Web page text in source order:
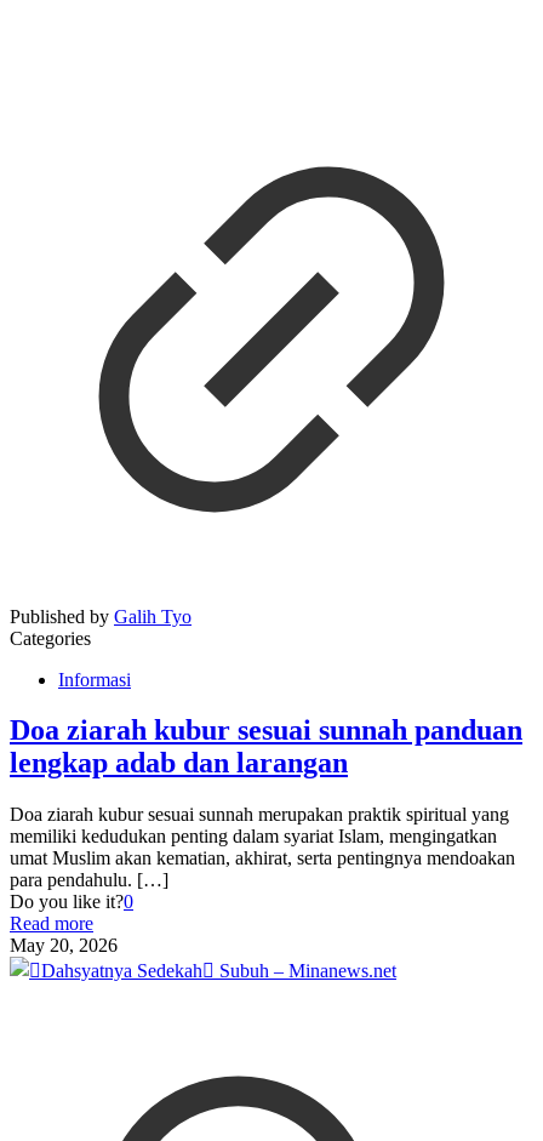
Published by Galih Tyo
Categories
Informasi
Doa ziarah kubur sesuai sunnah panduan
lengkap adab dan larangan
Doa ziarah kubur sesuai sunnah merupakan praktik spiritual yang
memiliki kedudukan penting dalam syariat Islam, mengingatkan
umat Muslim akan kematian, akhirat, serta pentingnya mendoakan
para pendahulu. […]
Do you like it?0
Read more
May 20, 2026